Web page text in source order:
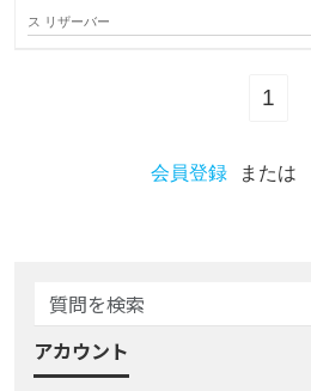
ス リザーバー
1
会員登録 または
アカウント